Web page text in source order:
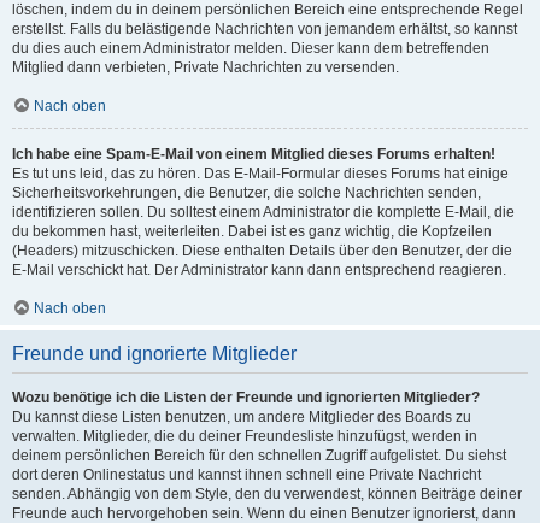
löschen, indem du in deinem persönlichen Bereich eine entsprechende Regel
erstellst. Falls du belästigende Nachrichten von jemandem erhältst, so kannst
du dies auch einem Administrator melden. Dieser kann dem betreffenden
Mitglied dann verbieten, Private Nachrichten zu versenden.
Nach oben
Ich habe eine Spam-E-Mail von einem Mitglied dieses Forums erhalten!
Es tut uns leid, das zu hören. Das E-Mail-Formular dieses Forums hat einige
Sicherheitsvorkehrungen, die Benutzer, die solche Nachrichten senden,
identifizieren sollen. Du solltest einem Administrator die komplette E-Mail, die
du bekommen hast, weiterleiten. Dabei ist es ganz wichtig, die Kopfzeilen
(Headers) mitzuschicken. Diese enthalten Details über den Benutzer, der die
E-Mail verschickt hat. Der Administrator kann dann entsprechend reagieren.
Nach oben
Freunde und ignorierte Mitglieder
Wozu benötige ich die Listen der Freunde und ignorierten Mitglieder?
Du kannst diese Listen benutzen, um andere Mitglieder des Boards zu
verwalten. Mitglieder, die du deiner Freundesliste hinzufügst, werden in
deinem persönlichen Bereich für den schnellen Zugriff aufgelistet. Du siehst
dort deren Onlinestatus und kannst ihnen schnell eine Private Nachricht
senden. Abhängig von dem Style, den du verwendest, können Beiträge deiner
Freunde auch hervorgehoben sein. Wenn du einen Benutzer ignorierst, dann